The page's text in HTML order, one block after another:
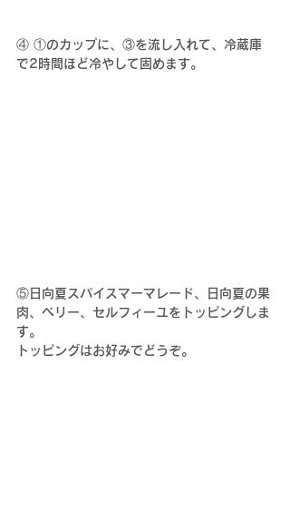
④ ①のカップに、③を流し入れて、冷蔵庫
で2時間ほど冷やして固めます。
⑤日向夏スパイスマーマレード、
日向夏の果
肉、ベリー、セルフィーユをトッピングしま
す。
トッピングはお好みでどうぞ。